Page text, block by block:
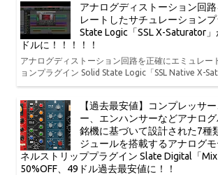
アナログディストーション回
レートしたサチュレーション
State Logic「SSL X-Saturator
ドルに！！！！！
アナログディストーション回路を正確にエミュレー
ョンプラグイン Solid State Logic「SSL Native X-
【過去最安値】コンプレッサ
ー、エンハンサーなどアナロ
銘機に基づいて設計された7種
ジュールを搭載するアナログ
ネルストリッププラグイン Slate Digital「
50%OFF、49ドル過去最安値に！！